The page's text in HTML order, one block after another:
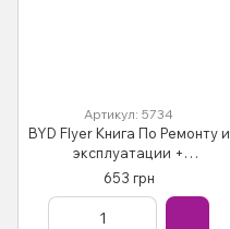
Артикул: 5734
BYD Flyer Книга По Ремонту и
эксплуатации +
электросхемы + каталог
деталей Бензиновые
Двигатели
653 грн